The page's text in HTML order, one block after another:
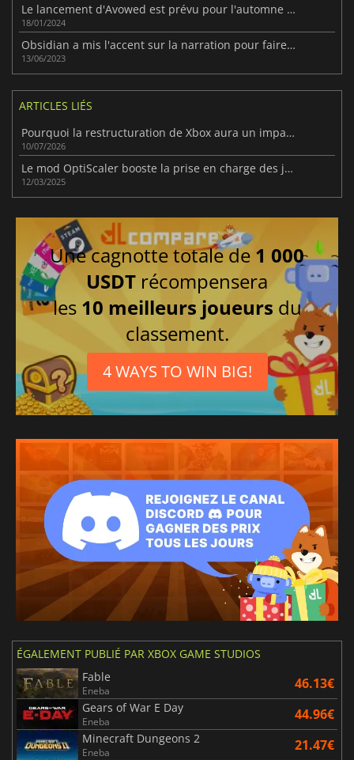
Le lancement d'Avowed est prévu pour l'automne de cette année.
18/01/2024
Obsidian a mis l'accent sur la narration pour faire d'Avowed un jeu différent.
13/06/2023
ARTICLES LIÉS
Pourquoi la restructuration de Xbox aura un impact durable
10/07/2026
Le mod OptiScaler booste la prise en charge des jeux FSR 4 de façon significative
12/03/2025
Une cagnotte totale de 1 000
USDT récompensera
les 10 meilleurs joueurs du
classement.
4 WAYS TO WIN BIG!
ÉGALEMENT PUBLIÉ PAR XBOX GAME STUDIOS
Fable
Eneba 46.13€
Gears of War E Day
Eneba 44.96€
Minecraft Dungeons 2
Eneba 21.47€